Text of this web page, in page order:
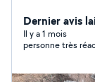
bain parquet
l'électricité la
reste à votre
Dernier avis
Il y a 1 mois
personne très